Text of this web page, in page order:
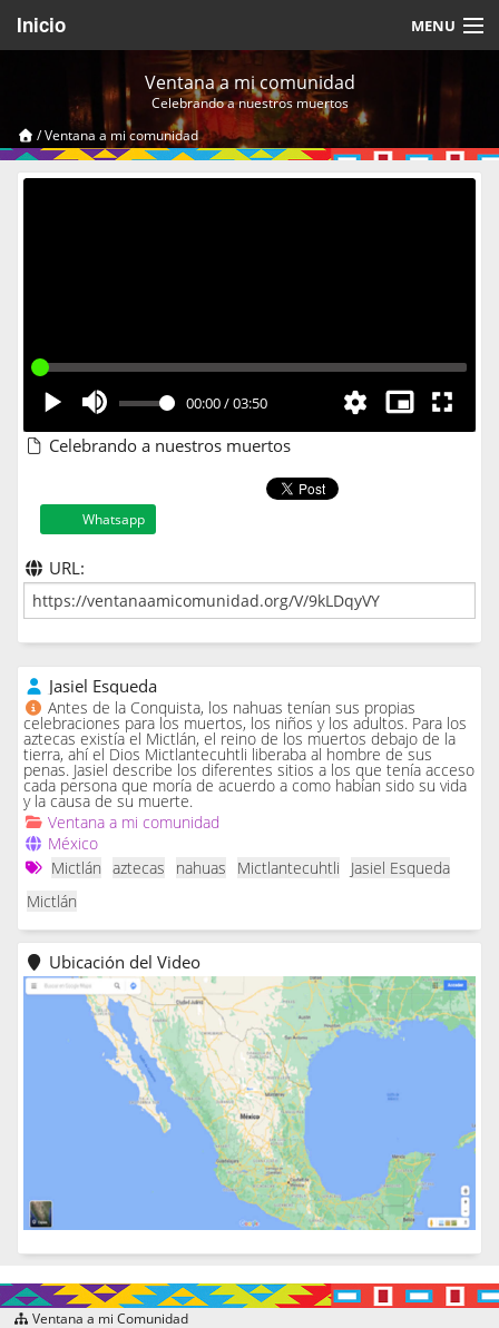
Inicio MENU
Videos Temáticos
Cerrar Sesión
Ventana a mi comunidad
Celebrando a nuestros muertos
/Ventana a mi comunidad
00:00/03:50
Celebrando a nuestros muertos
Whatsapp
URL:
Jasiel Esqueda
Antes de la Conquista, los nahuas tenían sus propias
celebraciones para los muertos, los niños y los adultos. Para los
aztecas existía el Mictlán, el reino de los muertos debajo de la
tierra, ahí el Dios Mictlantecuhtli liberaba al hombre de sus
penas. Jasiel describe los diferentes sitios a los que tenía acceso
cada persona que moría de acuerdo a como habían sido su vida
y la causa de su muerte.
Ventana a mi comunidad
México
Mictlán aztecas nahuas Mictlantecuhtli
Jasiel Esqueda
Mictlán
Ubicación del Video
Ventana a mi Comunidad